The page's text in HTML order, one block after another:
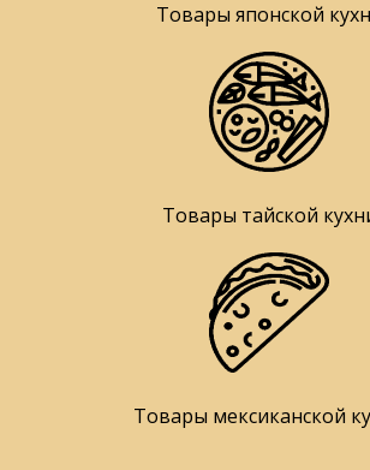
Товары японской
Товары тайской
Товары мексиканской